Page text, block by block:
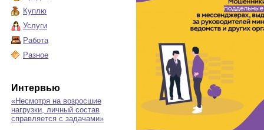
Куплю
Услуги
Работа
Разное
Интервью
«Несмотря на возросшие
нагрузки, личный состав
справляется с задачами»